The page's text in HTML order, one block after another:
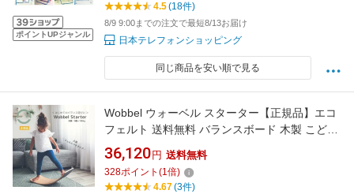
ポイントUPジャンル
4.5(18件)
8/9 9:00までの注文で最短8/13お届け
日本テレフォンショッピング
同じ商品を安い順で見る
Wobbel ウォーベル スターター【正規品】エコ
フェルト 送料無料 バランスボード 木製 こども
おもちゃ CEマーク 北欧家具 ギフト クリスマ
スプレゼント 誕生日プレゼント入園祝い 体幹
トレーニング 室内遊具 すべり台 アスレチック
36,120 円 送料無料
328ポイント (1倍)
4.67(3件)